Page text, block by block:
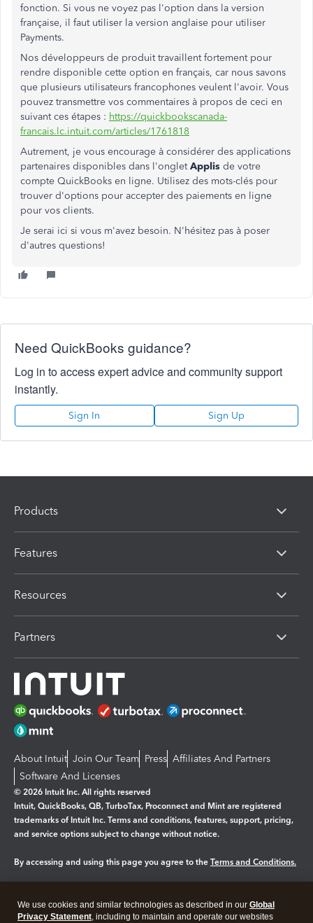
fonction. Si vous ne voyez pas l'option dans la version
française, il faut utiliser la version anglaise pour utiliser
Payments.
Nos développeurs de produit travaillent fortement pour
rendre disponible cette option en français, car nous savons
que plusieurs utilisateurs francophones veulent l'avoir. Vous
pouvez transmettre vos commentaires à propos de ceci en
suivant ces étapes : https://quickbookscanada-
francais.lc.intuit.com/articles/1761818
Autrement, je vous encourage à considérer des applications
partenaires disponibles dans l'ongletApplis de votre
compte QuickBooks en ligne. Utilisez des mots-clés pour
trouver d'options pour accepter des paiements en ligne
pour vos clients.
Je serai ici si vous m'avez besoin. N'hésitez pas à poser
d'autres questions!
Need QuickBooks guidance?
Log in to access expert advice and community support
instantly.
Sign In Sign Up
Products
Features
Resources
Partners
About Intuit Join Our Team Press Affiliates And Partners
Software And Licenses
© 2026 Intuit Inc. All rights reserved
Intuit, QuickBooks, QB, TurboTax, Proconnect and Mint are registered
trademarks of Intuit Inc. Terms and conditions, features, support, pricing,
and service options subject to change without notice.
By accessing and using this page you agree to the Terms and Conditions.
Legal Privacy Security
We use cookies and similar technologies as described in our Global
Privacy Statement, including to maintain and operate our websites